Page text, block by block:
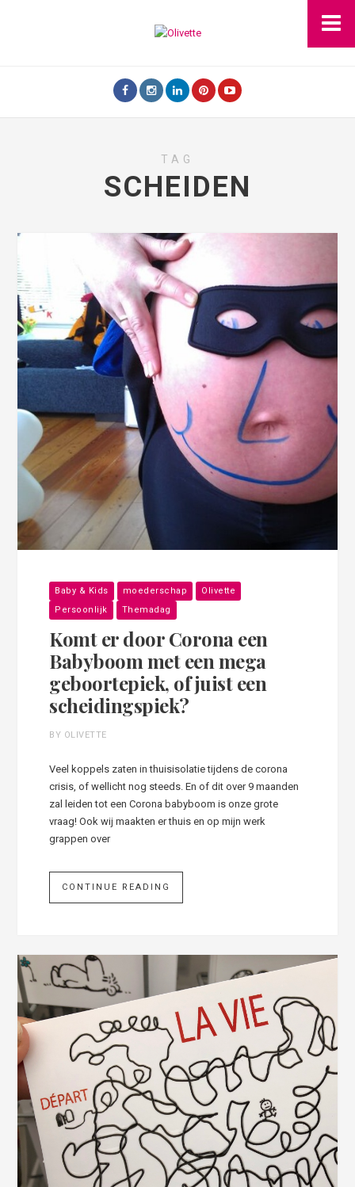
TAG
SCHEIDEN
Baby & Kids moederschap
Olivette
Persoonlijk
Themadag
Komt er door Corona een
Babyboom met een mega
geboortepiek, of juist een
scheidingspiek?
BY OLIVETTE
Veel koppels zaten in thuisisolatie tijdens de corona
crisis, of wellicht nog steeds. En of dit over 9 maanden
zal leiden tot een Corona babyboom is onze grote
vraag! Ook wij maakten er thuis en op mijn werk
grappen over
CONTINUE READING